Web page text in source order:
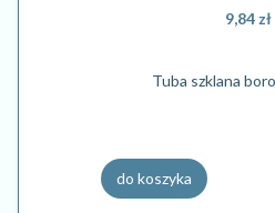
9,84 zł
Tuba szklana
do koszyka